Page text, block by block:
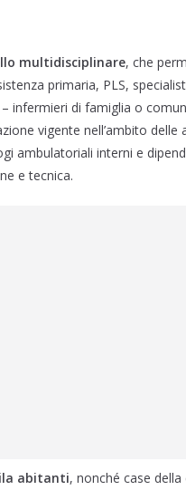
multidisciplinare, che
primaria, PLS,
infermieri di famiglia o
vigente nell’ambito delle
ambulatoriali interni e
e tecnica.
abitanti, nonché case